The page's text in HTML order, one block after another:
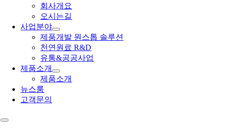
회사개요
오시는길
사업분야
제품개발 원스톱 솔루션
천연원료 R&D
유통&공공사업
제품소개
제품소개
뉴스룸
고객문의
Toggle